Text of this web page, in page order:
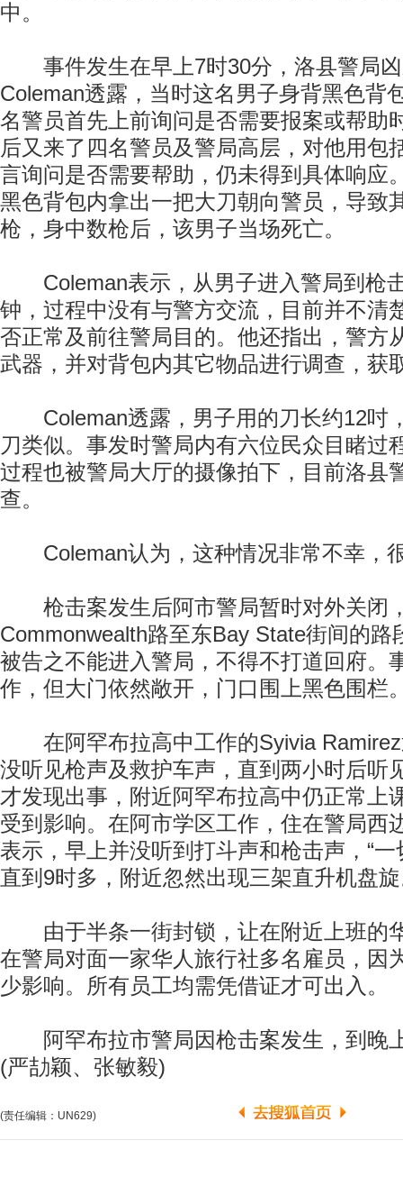
中。
事件发生在早上7时30分，洛县警局凶
Coleman透露，当时这名男子身背黑色背
名警员首先上前询问是否需要报案或帮助
后又来了四名警员及警局高层，对他用包
言询问是否需要帮助，仍未得到具体响应
黑色背包内拿出一把大刀朝向警员，导致
枪，身中数枪后，该男子当场死亡。
Coleman表示，从男子进入警局到枪
钟，过程中没有与警方交流，目前并不清
否正常及前往警局目的。他还指出，警方
武器，并对背包内其它物品进行调查，获
Coleman透露，男子用的刀长约12吋
刀类似。事发时警局内有六位民众目睹过
过程也被警局大厅的摄像拍下，目前洛县
查。
Coleman认为，这种情况非常不幸，
枪击案发生后阿市警局暂时对外关闭
Commonwealth路至东Bay State街间的路
被告之不能进入警局，不得不打道回府。
作，但大门依然敞开，门口围上黑色围栏
在阿罕布拉高中工作的Syivia Ramirez
没听见枪声及救护车声，直到两小时后听
才发现出事，附近阿罕布拉高中仍正常上
受到影响。在阿市学区工作，住在警局西
表示，早上并没听到打斗声和枪击声，“一
直到9时多，附近忽然出现三架直升机盘
由于半条一街封锁，让在附近上班的
在警局对面一家华人旅行社多名雇员，因
少影响。所有员工均需凭借证才可出入。
阿罕布拉市警局因枪击案发生，到晚
(严劼颖、张敏毅)
(责任编辑：UN629)